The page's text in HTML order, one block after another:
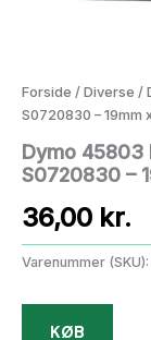
Forside / Diverse /
S0720830 – 19mm
Dymo 45803
S0720830 –
36,00 kr.
Varenummer (SKU):
KØB